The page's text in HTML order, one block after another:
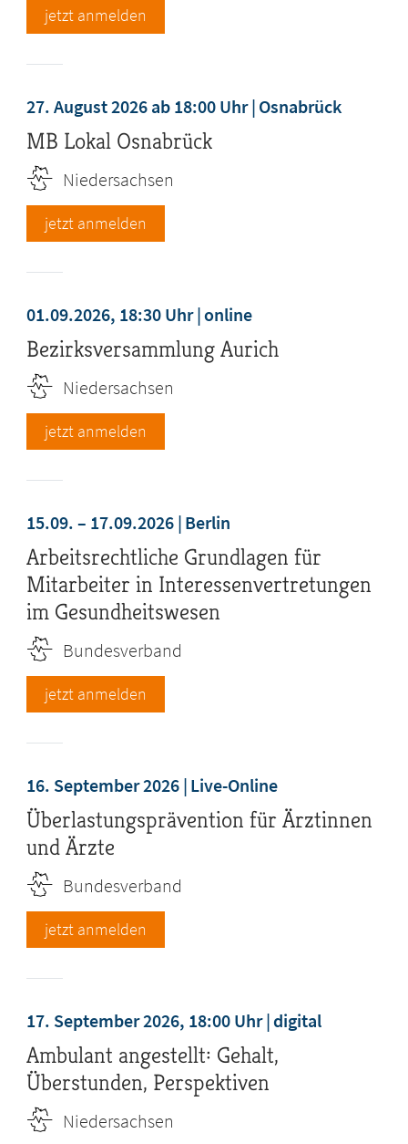
jetzt anmelden
27. August 2026 ab 18:00 Uhr Osnabrück
MB Lokal Osnabrück
Niedersachsen
jetzt anmelden
01.09.2026, 18:30 Uhr online
Bezirksversammlung Aurich
Niedersachsen
jetzt anmelden
15.09. – 17.09.2026 Berlin
Arbeitsrechtliche Grundlagen für
Mitarbeiter in Interessenvertretungen
im Gesundheitswesen
Bundesverband
jetzt anmelden
16. September 2026 Live-Online
Überlastungsprävention für Ärztinnen
und Ärzte
Bundesverband
jetzt anmelden
17. September 2026, 18:00 Uhr digital
Ambulant angestellt: Gehalt,
Überstunden, Perspektiven
Niedersachsen